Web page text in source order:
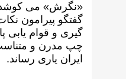
«نگرش» می کوشد
گفتگو پيرامون
گيری و قوام يابی
چپ مدرن و متناسب
ايران ياری رساند.